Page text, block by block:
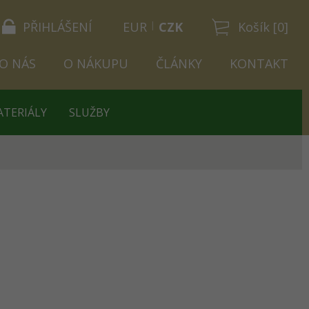
PŘIHLÁŠENÍ Košík [0]
EUR CZK
O NÁS O NÁKUPU ČLÁNKY KONTAKT
SLUŽBY